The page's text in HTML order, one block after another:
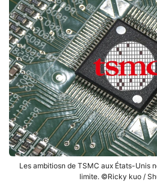
Les ambitiosn de TSMC aux États-Unis
limite. ©Ricky kuo /